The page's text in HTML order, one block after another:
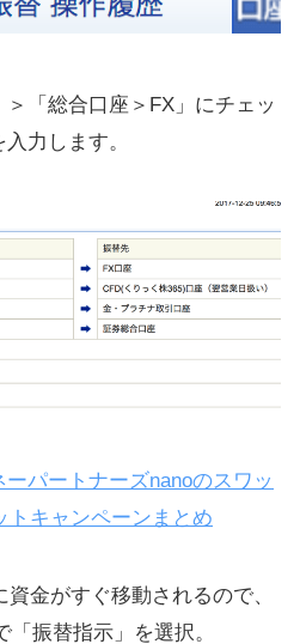
「総合口座＞FX」にチェッ
力します。
ーパートナーズnanoのスワッ
トキャンペーンまとめ
金がすぐ移動されるので、
振替指示」を選択。